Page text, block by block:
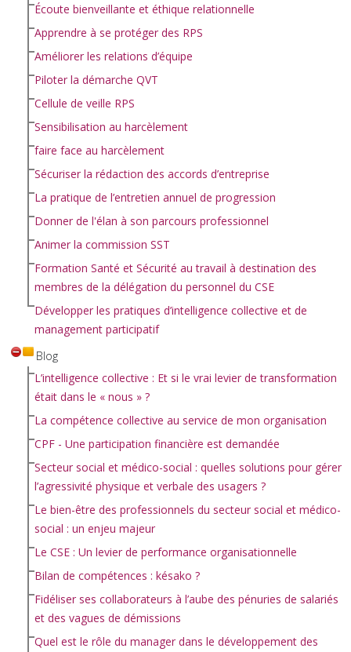
Écoute bienveillante et éthique relationnelle
Apprendre à se protéger des RPS
Améliorer les relations d’équipe
Piloter la démarche QVT
Cellule de veille RPS
Sensibilisation au harcèlement
faire face au harcèlement
Sécuriser la rédaction des accords d’entreprise
La pratique de l’entretien annuel de progression
Donner de l'élan à son parcours professionnel
Animer la commission SST
Formation Santé et Sécurité au travail à destination des
membres de la délégation du personnel du CSE
Développer les pratiques d’intelligence collective et de
management participatif
Blog
L’intelligence collective : Et si le vrai levier de transformation
était dans le « nous » ?
La compétence collective au service de mon organisation
CPF - Une participation financière est demandée
Secteur social et médico-social : quelles solutions pour gérer
l’agressivité physique et verbale des usagers ?
Le bien-être des professionnels du secteur social et médico-
social : un enjeu majeur
Le CSE : Un levier de performance organisationnelle
Bilan de compétences : késako ?
Fidéliser ses collaborateurs à l’aube des pénuries de salariés
et des vagues de démissions
Quel est le rôle du manager dans le développement des